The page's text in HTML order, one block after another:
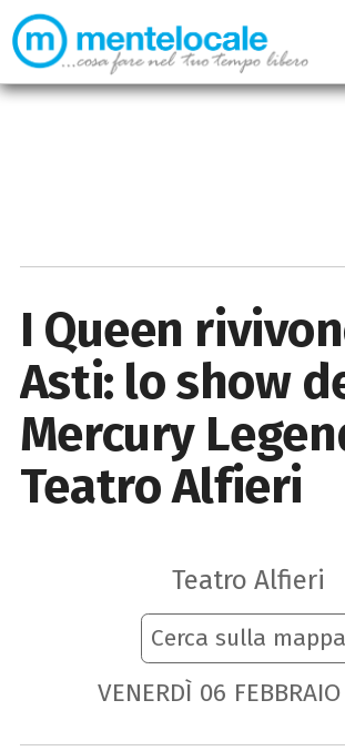
I Queen
Asti: lo show
Mercury
Teatro Alfieri
Teatro Alfieri
Cerca sulla mappa
VENERDÌ 06 FEBBRAIO